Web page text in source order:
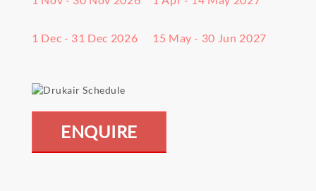
1 Dec - 31 Dec 2026 15 May - 30 Jun 2027
ENQUIRE